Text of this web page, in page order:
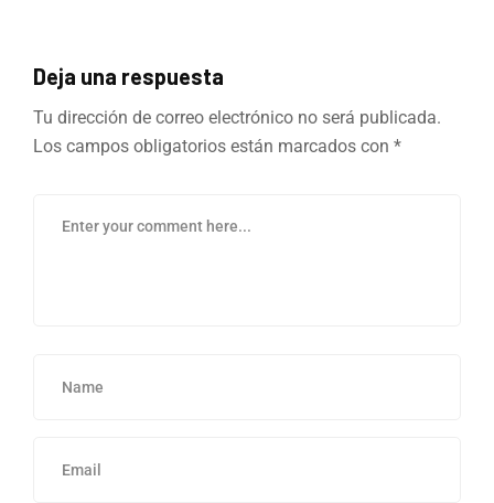
Deja una respuesta
Tu dirección de correo electrónico no será publicada.
Los campos obligatorios están marcados con *